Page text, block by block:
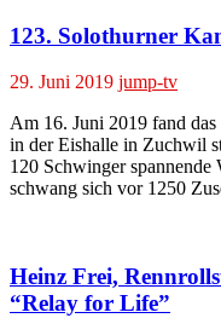
123. Solothurner
29. Juni 2019 jump-tv
Am 16. Juni 2019 fand
in der Eishalle in Zuchwil
120 Schwinger spannende
schwang sich vor 1250
Heinz Frei,
“Relay for Life”